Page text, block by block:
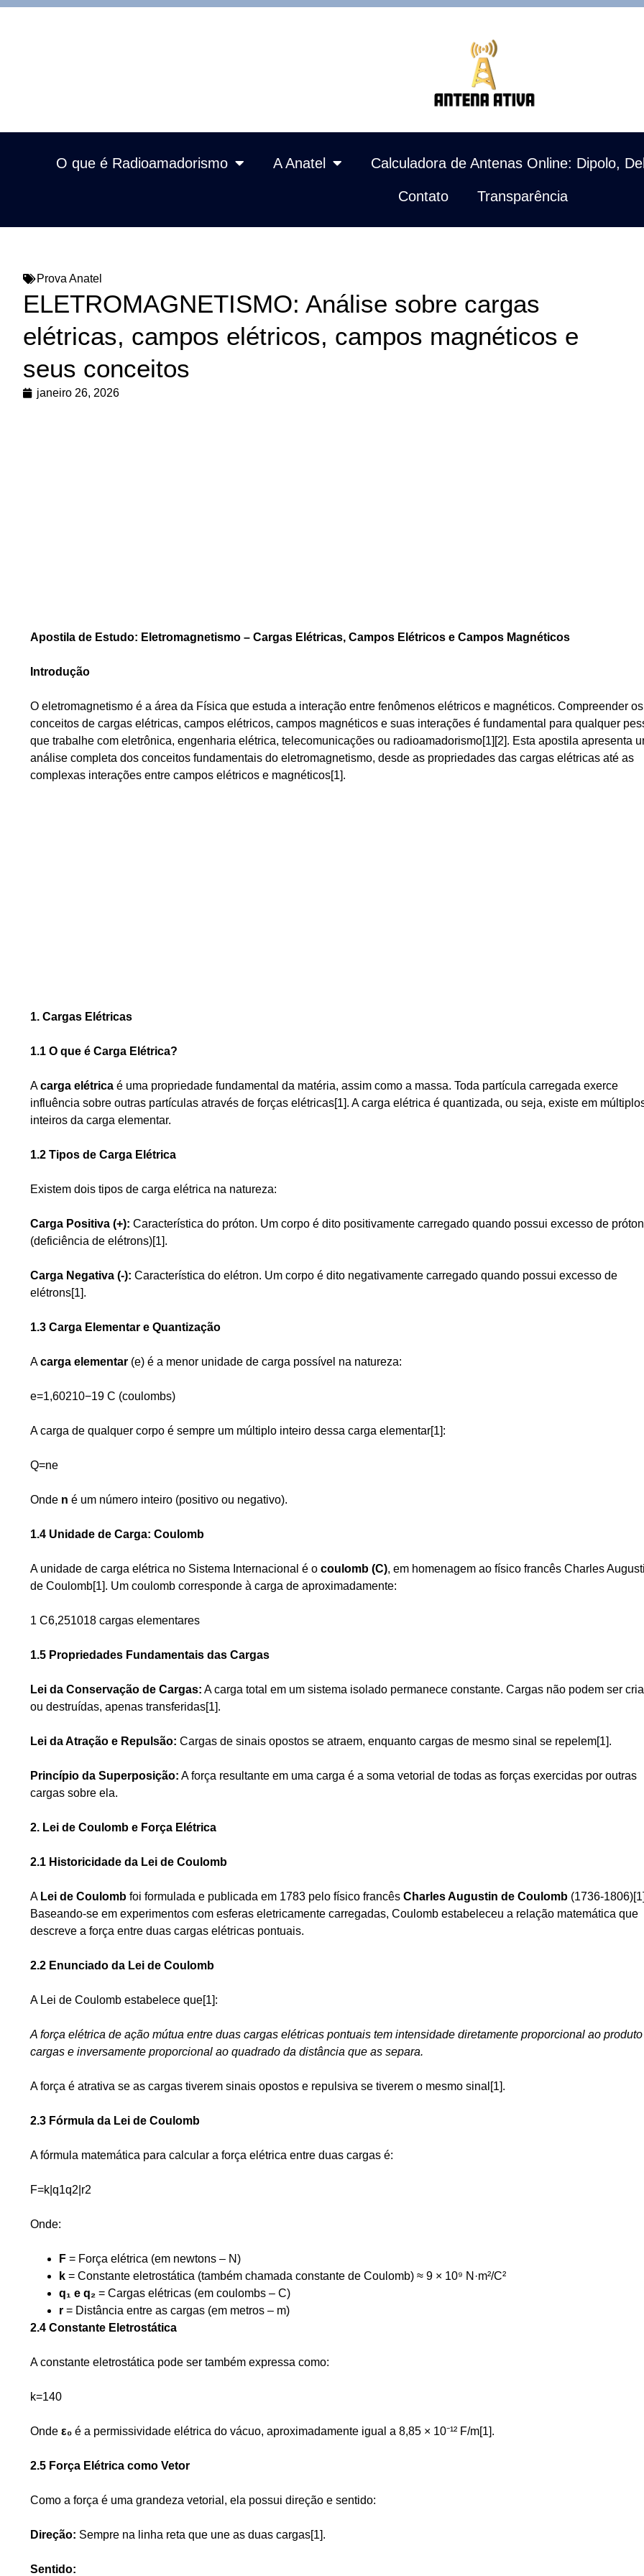
O que é Radioamadorismo A Anatel Calculadora de Antenas Online: Dipolo,
Contato Transparência
Prova Anatel
ELETROMAGNETISMO: Análise sobre cargas
elétricas, campos elétricos, campos magnéticos e
seus conceitos
janeiro 26, 2026
Apostila de Estudo: Eletromagnetismo – Cargas Elétricas, Campos Elétricos e Campos Magnéticos
Introdução
O eletromagnetismo é a área da Física que estuda a interação entre fenômenos elétricos e magnéticos. Compreender os
conceitos de cargas elétricas, campos elétricos, campos magnéticos e suas interações é fundamental para qualquer
que trabalhe com eletrônica, engenharia elétrica, telecomunicações ou radioamadorismo[1][2]. Esta apostila apresenta
análise completa dos conceitos fundamentais do eletromagnetismo, desde as propriedades das cargas elétricas até as
complexas interações entre campos elétricos e magnéticos[1].
1. Cargas Elétricas
1.1 O que é Carga Elétrica?
Acarga elétrica é uma propriedade fundamental da matéria, assim como a massa. Toda partícula carregada exerce
influência sobre outras partículas através de forças elétricas[1]. A carga elétrica é quantizada, ou seja, existe em
inteiros da carga elementar.
1.2 Tipos de Carga Elétrica
Existem dois tipos de carga elétrica na natureza:
Carga Positiva (+): Característica do próton. Um corpo é dito positivamente carregado quando possui excesso de
(deficiência de elétrons)[1].
Carga Negativa (-): Característica do elétron. Um corpo é dito negativamente carregado quando possui excesso de
elétrons[1].
1.3 Carga Elementar e Quantização
Acarga elementar (e) é a menor unidade de carga possível na natureza:
e=1,60210−19 C (coulombs)
A carga de qualquer corpo é sempre um múltiplo inteiro dessa carga elementar[1]:
Q=ne
Onde n é um número inteiro (positivo ou negativo).
1.4 Unidade de Carga: Coulomb
A unidade de carga elétrica no Sistema Internacional é o coulomb (C), em homenagem ao físico francês Charles
de Coulomb[1]. Um coulomb corresponde à carga de aproximadamente:
1 C6,251018 cargas elementares
1.5 Propriedades Fundamentais das Cargas
Lei da Conservação de Cargas: A carga total em um sistema isolado permanece constante. Cargas não podem ser
ou destruídas, apenas transferidas[1].
Lei da Atração e Repulsão: Cargas de sinais opostos se atraem, enquanto cargas de mesmo sinal se repelem[1].
Princípio da Superposição: A força resultante em uma carga é a soma vetorial de todas as forças exercidas por outras
cargas sobre ela.
2. Lei de Coulomb e Força Elétrica
2.1 Historicidade da Lei de Coulomb
A Lei de Coulomb foi formulada e publicada em 1783 pelo físico francês Charles Augustin de Coulomb (1736-
Baseando-se em experimentos com esferas eletricamente carregadas, Coulomb estabeleceu a relação matemática que
descreve a força entre duas cargas elétricas pontuais.
2.2 Enunciado da Lei de Coulomb
A Lei de Coulomb estabelece que[1]:
A força elétrica de ação mútua entre duas cargas elétricas pontuais tem intensidade diretamente proporcional ao
cargas e inversamente proporcional ao quadrado da distância que as separa.
A força é atrativa se as cargas tiverem sinais opostos e repulsiva se tiverem o mesmo sinal[1].
2.3 Fórmula da Lei de Coulomb
A fórmula matemática para calcular a força elétrica entre duas cargas é:
F=k|q1q2|r2
Onde:
F = Força elétrica (em newtons – N)
k = Constante eletrostática (também chamada constante de Coulomb) ≈ 9 × 10⁹ N·m²/C²
q₁ e q₂ = Cargas elétricas (em coulombs – C)
r = Distância entre as cargas (em metros – m)
2.4 Constante Eletrostática
A constante eletrostática pode ser também expressa como:
k=140
Onde ε₀ é a permissividade elétrica do vácuo, aproximadamente igual a 8,85 × 10⁻¹² F/m[1].
2.5 Força Elétrica como Vetor
Como a força é uma grandeza vetorial, ela possui direção e sentido:
Direção: Sempre na linha reta que une as duas cargas[1].
Sentido: